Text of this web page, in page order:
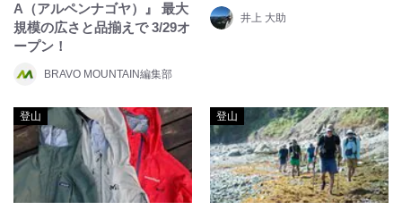
A（アルペンナゴヤ）』 最大
規模の広さと品揃えで 3/29オ
ープン！
BRAVO MOUNTAIN編集部
井上 大助
登山 登山